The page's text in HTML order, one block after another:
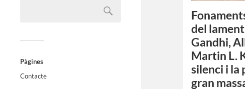
Pàgines
Contacte
del
Gandhi,
Martin L.
silenci i la
gran